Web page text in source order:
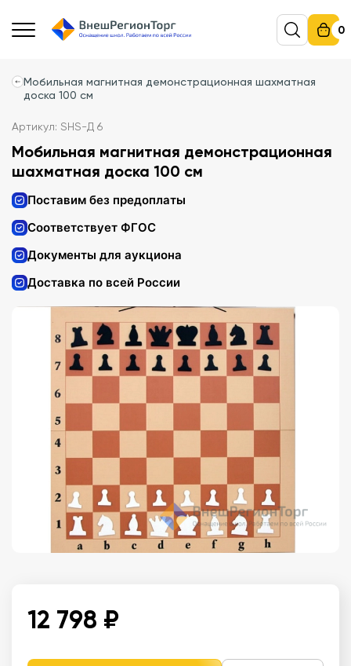
0
Мобильная магнитная демонстрационная шахматная
доска 100 см
Артикул: SHS-Д 6
Мобильная магнитная демонстрационная
шахматная доска 100 см
Поставим без предоплаты
Соответствует ФГОС
Документы для аукциона
Доставка по всей России
12 798 ₽